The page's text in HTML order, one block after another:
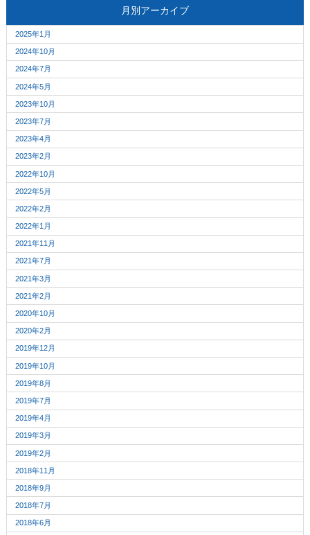
月別アーカイブ
2025年1月
2024年10月
2024年7月
2024年5月
2023年10月
2023年7月
2023年4月
2023年2月
2022年10月
2022年5月
2022年2月
2022年1月
2021年11月
2021年7月
2021年3月
2021年2月
2020年10月
2020年2月
2019年12月
2019年10月
2019年8月
2019年7月
2019年4月
2019年3月
2019年2月
2018年11月
2018年9月
2018年7月
2018年6月